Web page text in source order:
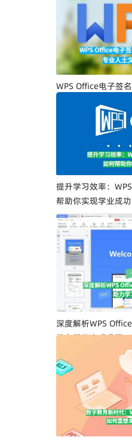
WPS Office电子签
提升学习效率：
帮助你实现学业成功
深度解析WPS
助力学习方式升级